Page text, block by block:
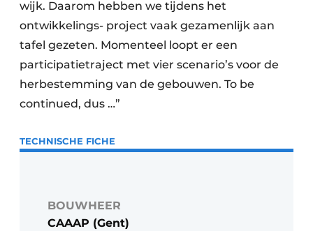
wijk. Daarom hebben we tijdens het
ontwikkelings- project vaak gezamenlijk aan
tafel gezeten. Momenteel loopt er een
participatietraject met vier scenario’s voor de
herbestemming van de gebouwen. To be
continued, dus …”
TECHNISCHE FICHE
BOUWHEER
CAAAP (Gent)